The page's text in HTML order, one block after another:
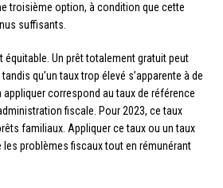
troisième option, à condition que cette
suffisants.
équitable. Un prêt totalement gratuit peut
qu’un taux trop élevé s’apparente à de
appliquer correspond au taux de référence
fiscale. Pour 2023, ce taux
familiaux. Appliquer ce taux ou un taux
les problèmes fiscaux tout en rémunérant